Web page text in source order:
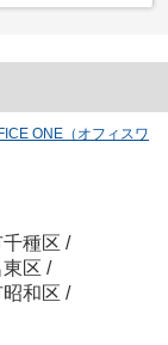
ONE（オフィスワ
種区 /
区 /
和区 /